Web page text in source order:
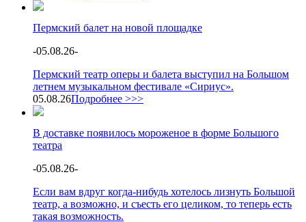
Пермский балет на новой площадке
-05.08.26-
Пермский театр оперы и балета выступил на Большом
летнем музыкальном фестивале «Сириус».
05.08.26Подробнее >>>
В доставке появилось мороженое в форме Большого
театра
-05.08.26-
Если вам вдруг когда-нибудь хотелось лизнуть Большой
театр, а возможно, и съесть его целиком, то теперь есть
такая возможность.